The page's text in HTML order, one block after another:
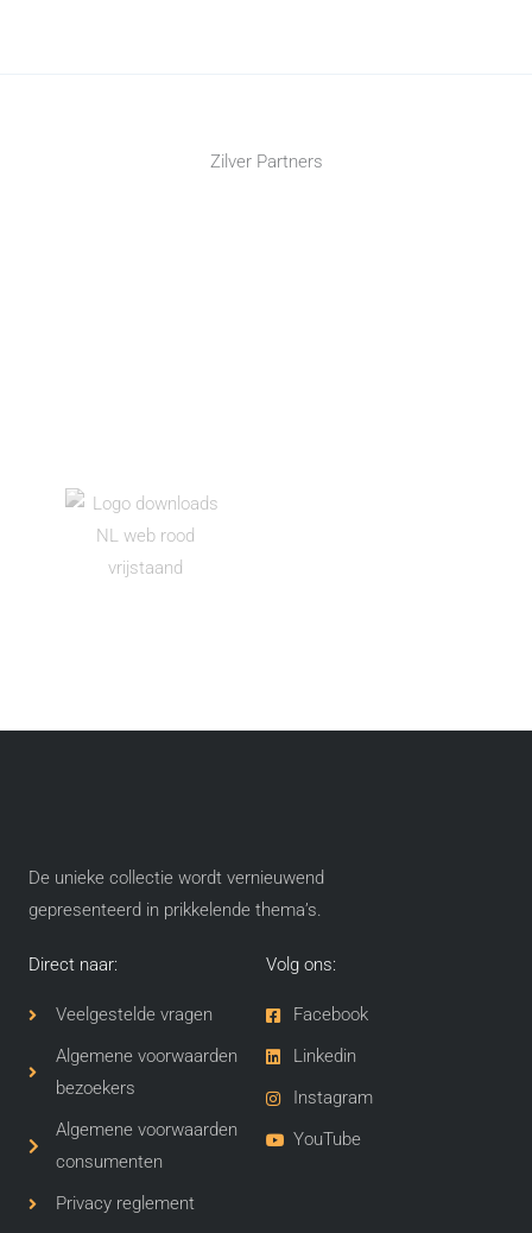
Zilver Partners
De unieke collectie wordt vernieuwend
gepresenteerd in prikkelende thema’s​.
Direct naar:
Veelgestelde vragen
Algemene voorwaarden
bezoekers
Algemene voorwaarden
consumenten
Privacy reglement
Volg ons:
Facebook
Linkedin
Instagram
YouTube